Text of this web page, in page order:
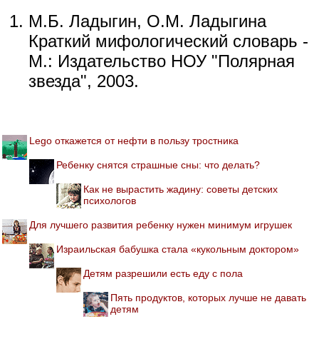
М.Б. Ладыгин, О.М. Ладыгина
Краткий мифологический словарь -
М.: Издательство НОУ "Полярная
звезда", 2003.
Lego откажется от нефти в пользу тростника
Ребенку снятся страшные сны: что делать?
Как не вырастить жадину: советы детских
психологов
Для лучшего развития ребенку нужен минимум игрушек
Израильская бабушка стала «кукольным доктором»
Детям разрешили есть еду с пола
Пять продуктов, которых лучше не давать
детям